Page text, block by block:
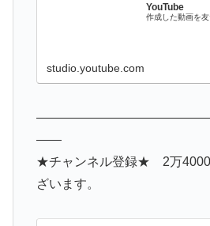
YouTube
作成した動画を友
studio.youtube.com
——
★チャンネル登録★ 2万4000
ざいます。